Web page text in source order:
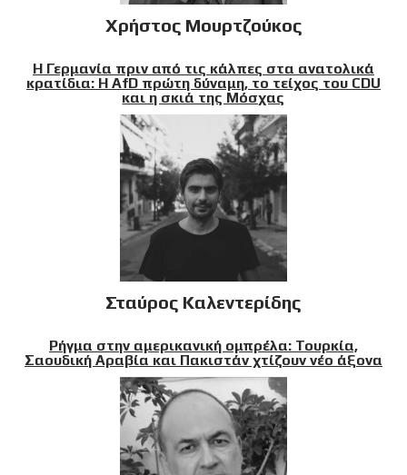
Χρήστος Μουρτζούκος
Η Γερμανία πριν από τις κάλπες στα ανατολικά
κρατίδια: Η AfD πρώτη δύναμη, το τείχος του CDU
και η σκιά της Μόσχας
Σταύρος Καλεντερίδης
Ρήγμα στην αμερικανική ομπρέλα: Τουρκία,
Σαουδική Αραβία και Πακιστάν χτίζουν νέο άξονα